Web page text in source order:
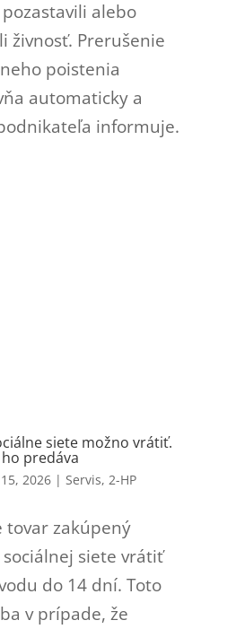
alebo
živnosť. Prerušenie
poistenia
automaticky a
informuje.
siete možno vrátiť.
predáva
2026| Servis, 2-HP
tovar zakúpený
siete vrátiť
do 14 dní. Toto
v prípade, že